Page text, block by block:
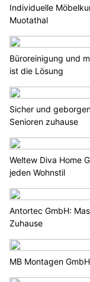
Individuelle
Muotathal
Büroreinigung und
ist die Lösung
Sicher und
Senioren zuhause
Weltew Diva Home
jeden Wohnstil
Antortec GmbH:
Zuhause
MB Montagen